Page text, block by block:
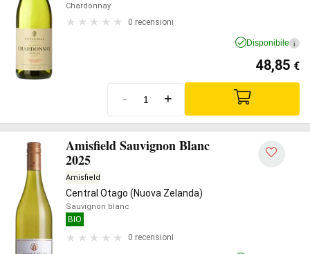
Chardonnay
0 recensioni
Disponibile i
48,85 €
- +
Amisfield Sauvignon Blanc
2025
Amisfield
Central Otago (Nuova Zelanda)
Sauvignon blanc
BIO
0 recensioni